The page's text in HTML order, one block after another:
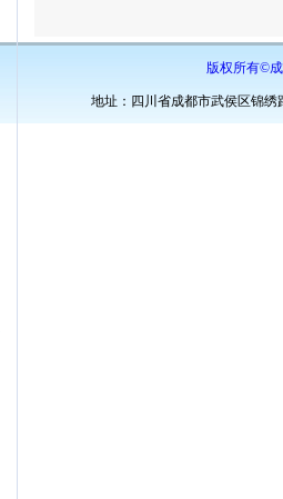
版权所有©
地址：四川省成都市武侯区锦绣